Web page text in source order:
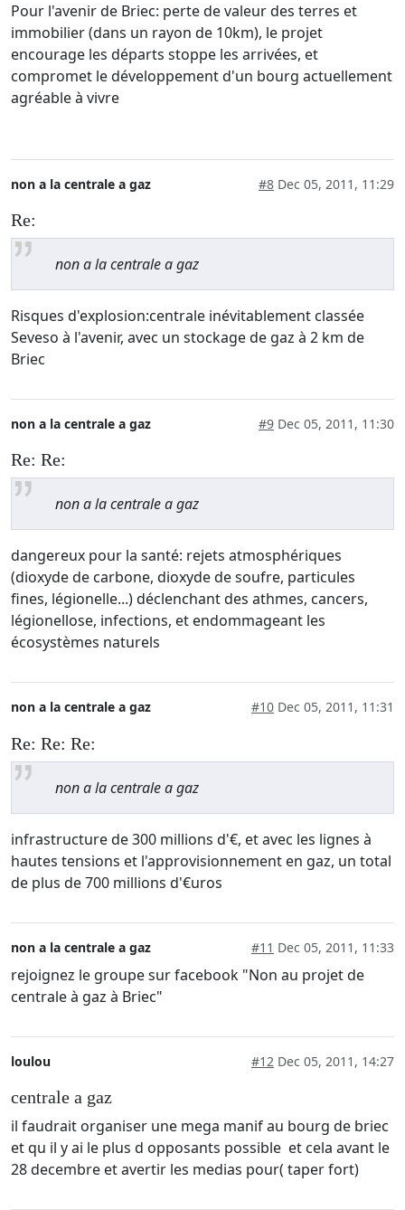
Pour l'avenir de Briec: perte de valeur des terres et
immobilier (dans un rayon de 10km), le projet
encourage les départs stoppe les arrivées, et
compromet le développement d'un bourg actuellement
agréable à vivre
non a la centrale a gaz #8 Dec 05, 2011, 11:29
Re:
non a la centrale a gaz
Risques d'explosion:centrale inévitablement classée
Seveso à l'avenir, avec un stockage de gaz à 2 km de
Briec
non a la centrale a gaz #9 Dec 05, 2011, 11:30
Re: Re:
non a la centrale a gaz
dangereux pour la santé: rejets atmosphériques
(dioxyde de carbone, dioxyde de soufre, particules
fines, légionelle...) déclenchant des athmes, cancers,
légionellose, infections, et endommageant les
écosystèmes naturels
non a la centrale a gaz #10 Dec 05, 2011, 11:31
Re: Re: Re:
non a la centrale a gaz
infrastructure de 300 millions d'€, et avec les lignes à
hautes tensions et l'approvisionnement en gaz, un total
de plus de 700 millions d'€uros
non a la centrale a gaz #11 Dec 05, 2011, 11:33
rejoignez le groupe sur facebook "Non au projet de
centrale à gaz à Briec"
loulou #12 Dec 05, 2011, 14:27
centrale a gaz
il faudrait organiser une mega manif au bourg de briec
et qu il y ai le plus d opposants possible et cela avant le
28 decembre et avertir les medias pour( taper fort)